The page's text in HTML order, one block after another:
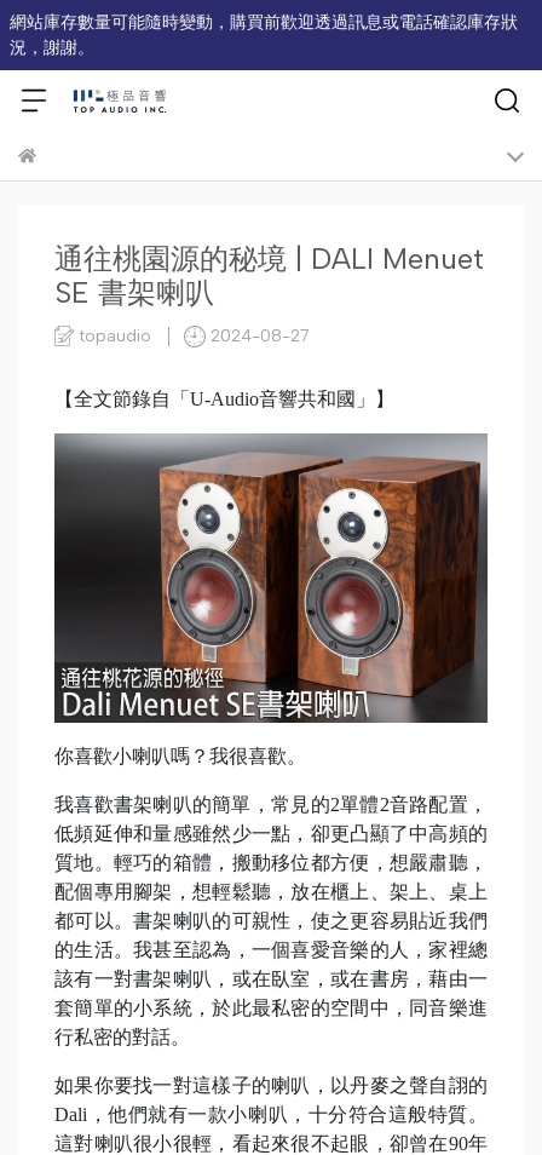
網站庫存數量可能隨時變動，購買前歡迎透過訊息或電話確認庫存狀
況，謝謝。
通往桃園源的秘境 | DALI Menuet
SE 書架喇叭
topaudio 2024-08-27
【全文節錄自「U-Audio音響共和國」】
你喜歡小喇叭嗎？我很喜歡。
我喜歡書架喇叭的簡單，常見的2單體2音路配置，
低頻延伸和量感雖然少一點，卻更凸顯了中高頻的
質地。輕巧的箱體，搬動移位都方便，想嚴肅聽，
配個專用腳架，想輕鬆聽，放在櫃上、架上、桌上
都可以。書架喇叭的可親性，使之更容易貼近我們
的生活。我甚至認為，一個喜愛音樂的人，家裡總
該有一對書架喇叭，或在臥室，或在書房，藉由一
套簡單的小系統，於此最私密的空間中，同音樂進
行私密的對話。
如果你要找一對這樣子的喇叭，以丹麥之聲自詡的
Dali，他們就有一款小喇叭，十分符合這般特質。
這對喇叭很小很輕，看起來很不起眼，卻曾在90年